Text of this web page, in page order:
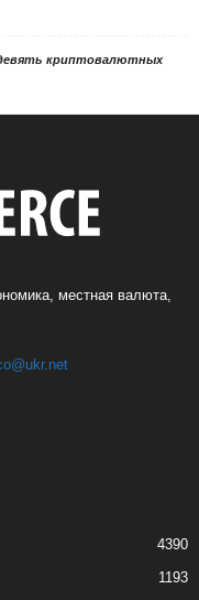
криптовалютных
местная валюта,
4390
1193